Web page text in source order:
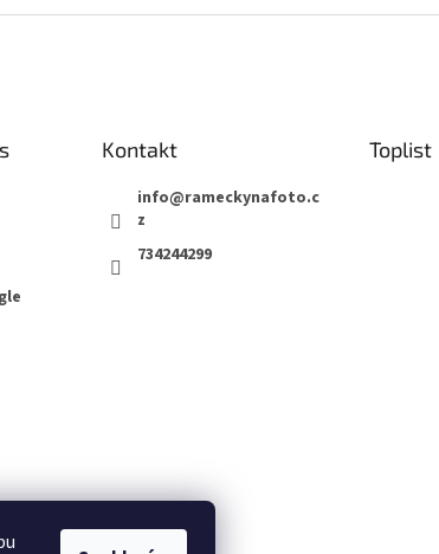
Kontakt
info@rameckynafoto.c
z
734244299
Toplist